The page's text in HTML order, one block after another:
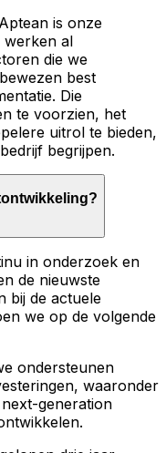
is onze
werken al
die we
best
Die
te voorzien, het
uitrol te bieden,
begrijpen.
in onderzoek en
de nieuwste
bij de actuele
we op de volgende
ondersteunen
waaronder
generation